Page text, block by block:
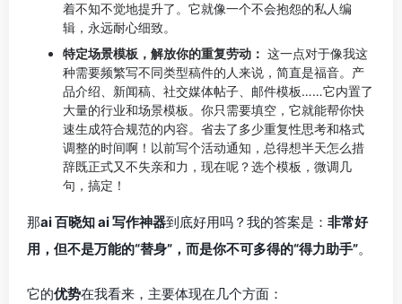
着不知不觉地提升了。它就像一个不会抱怨的私人编
辑，永远耐心细致。
特定场景模板，解放你的重复劳动： 这一点对于像我这
种需要频繁写不同类型稿件的人来说，简直是福音。产
品介绍、新闻稿、社交媒体帖子、邮件模板……它内置了
大量的行业和场景模板。你只需要填空，它就能帮你快
速生成符合规范的内容。省去了多少重复性思考和格式
调整的时间啊！以前写个活动通知，总得想半天怎么措
辞既正式又不失亲和力，现在呢？选个模板，微调几
句，搞定！
那ai 百晓知 ai 写作神器到底好用吗？我的答案是： 非常好
用，但不是万能的“替身”，而是你不可多得的“得力助手”。
它的优势在我看来，主要体现在几个方面：